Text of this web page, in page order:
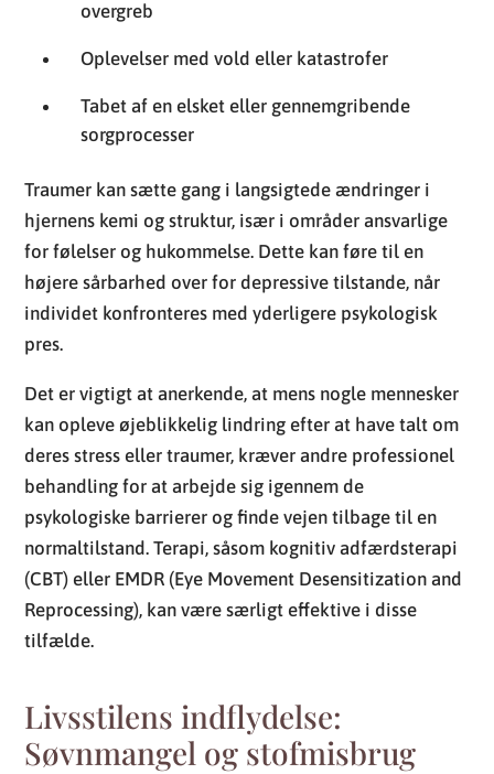
overgreb
Oplevelser med vold eller katastrofer
Tabet af en elsket eller gennemgribende
sorgprocesser
Traumer kan sætte gang i langsigtede ændringer i
hjernens kemi og struktur, især i områder ansvarlige
for følelser og hukommelse. Dette kan føre til en
højere sårbarhed over for depressive tilstande, når
individet konfronteres med yderligere psykologisk
pres.
Det er vigtigt at anerkende, at mens nogle mennesker
kan opleve øjeblikkelig lindring efter at have talt om
deres stress eller traumer, kræver andre professionel
behandling for at arbejde sig igennem de
psykologiske barrierer og finde vejen tilbage til en
normaltilstand. Terapi, såsom kognitiv adfærdsterapi
(CBT) eller EMDR (Eye Movement Desensitization and
Reprocessing), kan være særligt effektive i disse
tilfælde.
Livsstilens indflydelse:
Søvnmangel og stofmisbrug